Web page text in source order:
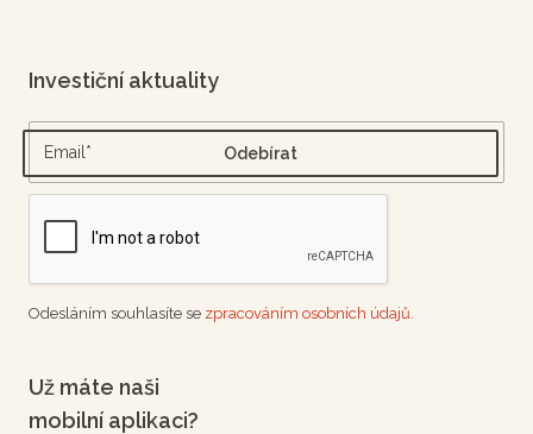
Investiční aktuality
Odesláním souhlasíte se zpracováním osobních údajů.
Už máte naši
mobilní aplikaci?